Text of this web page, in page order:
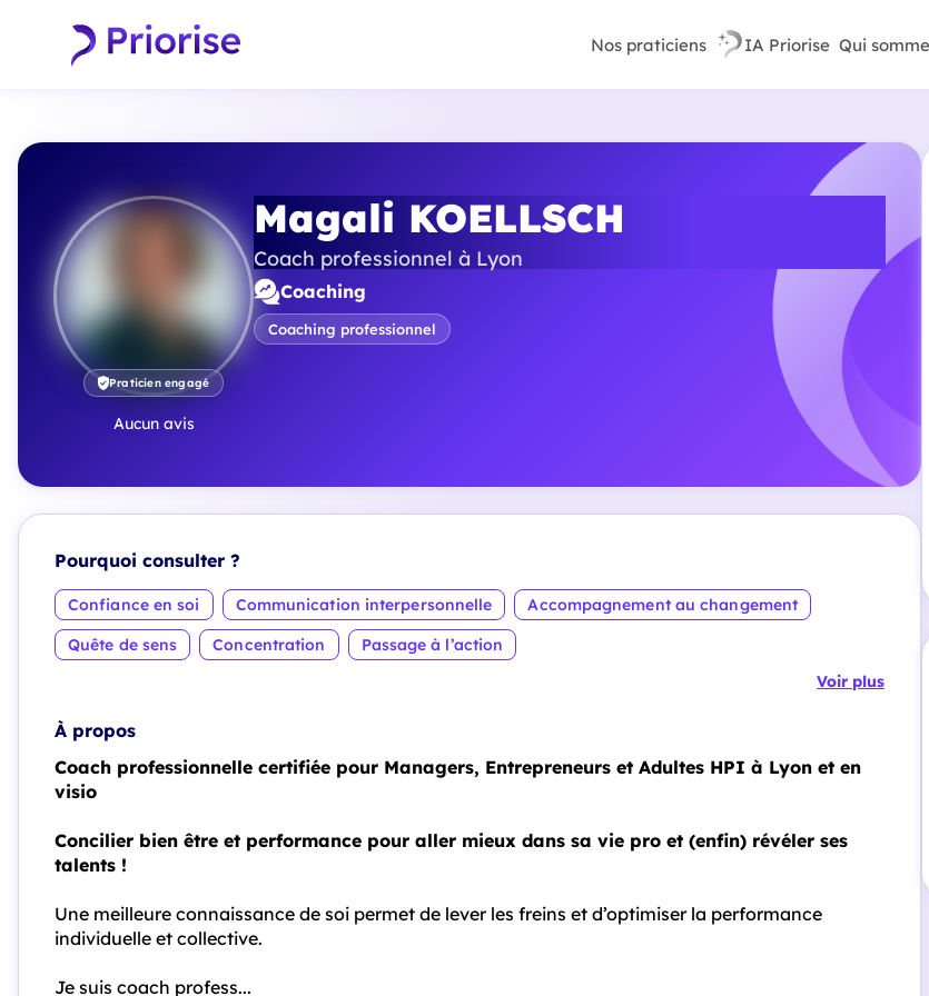
Nos praticiens IA Priorise Qui
Praticien engagé
Aucun avis
Magali KOELLSCH
Coach professionnel à Lyon
Coaching
Coaching professionnel
Pourquoi consulter ?
Confiance en soi Communication interpersonnelle
Accompagnement au changement
Quête de sens
Concentration
Passage à l’action
Voir plus
À propos
Coach professionnelle certifiée pour Managers, Entrepreneurs et Adultes HPI à Lyon et en
visio
Concilier bien être et performance pour aller mieux dans sa vie pro et (enfin) révéler ses
talents !
Une meilleure connaissance de soi permet de lever les freins et d’optimiser la performance
individuelle et collective.
Je suis coach profess...